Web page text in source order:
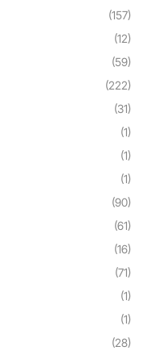
(157)
(12)
(59)
(222)
(31)
(1)
(1)
(1)
(90)
(61)
(16)
(71)
(1)
(1)
(28)